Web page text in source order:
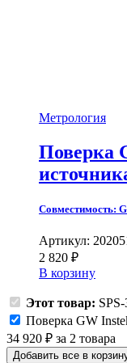
Метрология
Поверка
Совместимость:
Артикул:
2 820 ₽
В корзину
Этот товар:
Поверка GW
34 920 ₽ за 2 товара
Добавить все в